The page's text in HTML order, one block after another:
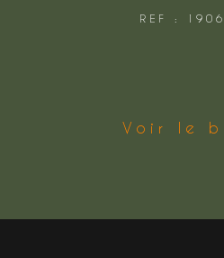
REF :
Voir le